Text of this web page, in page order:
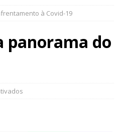
à Covid-19
panorama do